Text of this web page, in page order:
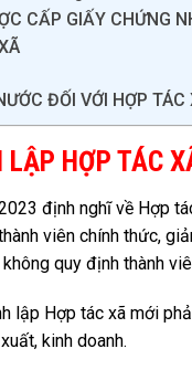
CẤP GIẤY CHỨNG
ĐỐI VỚI HỢP TÁC
LẬP HỢP TÁC
định nghĩ về Hợp
viên chính thức,
quy định thành
lập Hợp tác xã mới
kinh doanh.